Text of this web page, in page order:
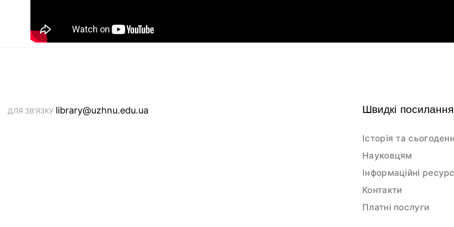
ДЛЯ ЗВ'ЯЗКУ library@uzhnu.edu.ua Швидкі посилання
Історія та
Науковцям
Інформаційні
Контакти
Платні послуги